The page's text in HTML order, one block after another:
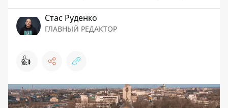
Стаc Руденко
ГЛАВНЫЙ РЕДАКТОР
👍